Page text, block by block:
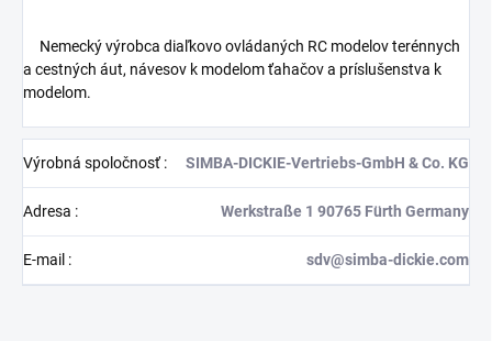
Nemecký výrobca diaľkovo ovládaných RC modelov terénnych
a cestných áut, návesov k modelom ťahačov a príslušenstva k
modelom.
Výrobná spoločnosť: SIMBA-DICKIE-Vertriebs-GmbH & Co. KG
Adresa : Werkstraße 1 90765 Fürth Germany
E-mail : sdv@simba-dickie.com